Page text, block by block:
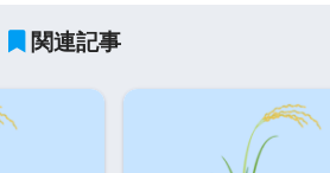
関連記事